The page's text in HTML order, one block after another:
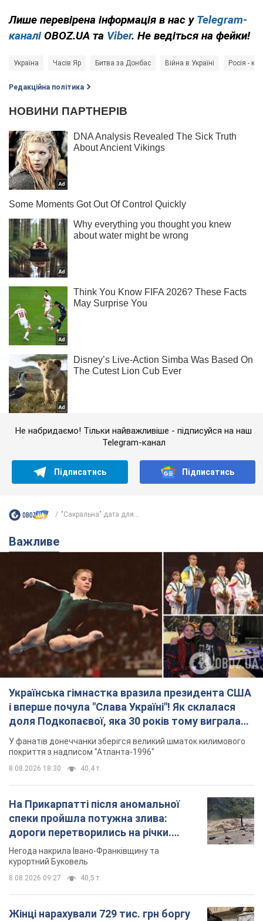
Лише перевірена інформація в нас у Telegram-
каналі OBOZ.UA та Viber. Не ведіться на фейки!
Україна Часів Яр Битва за Донбас Війна в Україні Росія -
Редакційна політика
Не набридаємо! Тільки найважливіше - підписуйся на наш
Telegram-канал
Підписатись Підписатись
"Сакральна" дата для...
Важливе
Українська гімнастка вразила президента США
і вперше почула "Слава Україні"! Як склалася
доля Подкопаєвої, яка 30 років тому виграла
"золото" Олімпіади
У фанатів донеччанки зберігся великий шматок килимового
покриття з надписом "Атланта-1996"
8.08.2026 18:30 40,4 т.
На Прикарпатті після аномальної
спеки пройшла потужна злива:
дороги перетворились на річки.
Відео
Негода накрила Івано-Франківщину та
курортний Буковель
8.08.2026 09:27 40,5 т.
Жінці нарахували 729 тис. грн боргу